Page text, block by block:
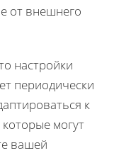
от внешнего
настройки
периодически
к
могут
вашей